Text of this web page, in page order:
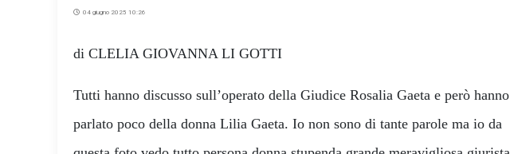
04 giugno 2025 10:26
di CLELIA GIOVANNA LI GOTTI
Tutti hanno discusso sull’operato della Giudice Rosalia Gaeta e però hanno
parlato poco della donna Lilia Gaeta. Io non sono di tante parole ma io da